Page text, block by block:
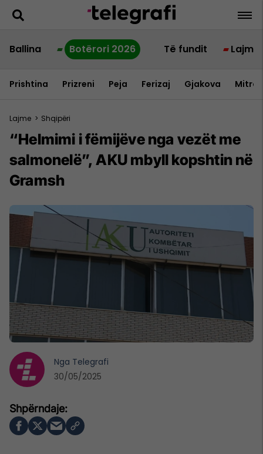
Ballina Botërori 2026 Të fundit Lajme
Prishtina Prizreni Peja Ferizaj Gjakova
Lajme > Shqipëri
“Helmimi i fëmijëve nga vezët me
salmonelë”, AKU mbyll kopshtin në
Gramsh
Nga Telegrafi
30/05/2025